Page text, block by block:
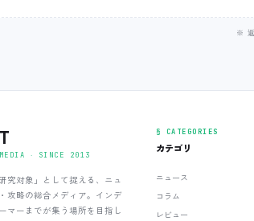
※ 返
‧ SINCE 2013
究対象」として捉える、ニュ
攻略の総合メディア。インデ
マーまでが集う場所を目指し
§ CATEGORIES
カテゴリ
ニュース
コラム
レビュー